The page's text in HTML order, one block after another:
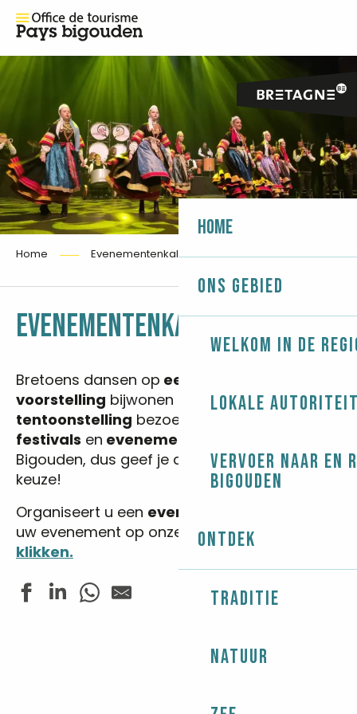
Home
Ons gebied
Welkom in de
Lokale
Vervoer naar en
Bigouden
Ontdek
Traditie
Natuur
Home Evenementenkalender
EVENEMENTENKALENDERAjouter
Bretoens dansen op een fest-noz
voorstelling bijwonen of een
tentoonstelling bezoeken… Er zijn tal van
festivals en evenementen
Bigouden, dus geef je data op en maak je
keuze!
Organiseert u een evenement
uw evenement op onze websitedoor hier te
klikken.
Tennis de table - Tournoi de l'été
Jazz In Loc - Master class pour enfants